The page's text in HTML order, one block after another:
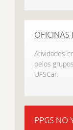
OFICINAS
Atividades
pelos
UFSCar.
PPGS NO